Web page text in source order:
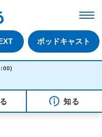
ポッドキャスト
知る